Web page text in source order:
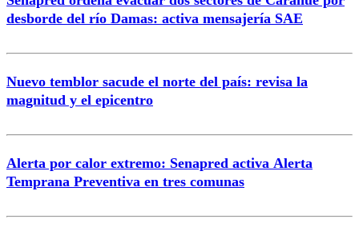
Correo
desborde del río Damas: activa mensajería SAE
Nuevo temblor sacude el norte del país: revisa la
magnitud y el epicentro
Alerta por calor extremo: Senapred activa Alerta
Temprana Preventiva en tres comunas